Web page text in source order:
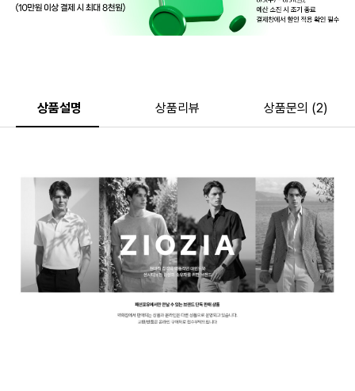
상품설명 상품리뷰 상품문의 (2)